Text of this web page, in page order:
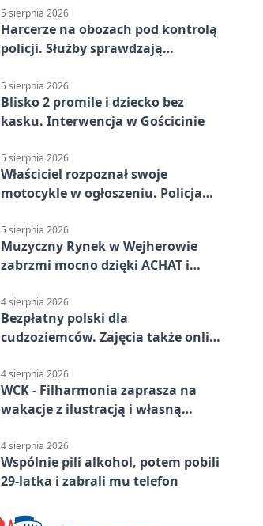
5 sierpnia 2026
Harcerze na obozach pod kontrolą
policji. Służby sprawdzają
5 sierpnia 2026
Blisko 2 promile i dziecko bez
kasku. Interwencja w Gościcinie
5 sierpnia 2026
Właściciel rozpoznał swoje
motocykle w ogłoszeniu. Policja
5 sierpnia 2026
Muzyczny Rynek w Wejherowie
zabrzmi mocno dzięki ACHAT i
4 sierpnia 2026
Bezpłatny polski dla
cudzoziemców. Zajęcia także online
4 sierpnia 2026
WCK - Filharmonia zaprasza na
wakacje z ilustracją i własną
4 sierpnia 2026
Wspólnie pili alkohol, potem pobili
29-latka i zabrali mu telefon